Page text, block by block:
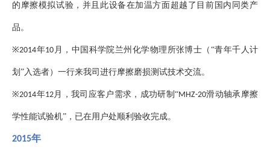
的摩擦模拟试验，并且此设备在加温方面超越了目前国内同类产
品。
※2014年10 月，中国科学院兰州化学物理所张博士（“青年千人计
划”入选者）一行来我司进行摩擦磨损测试技术交流。
※2014年12月，我司应客户需求，成功研制“MHZ-20滑动轴承摩擦
学性能试验机”，已在用户处顺利验收完成。
2015年